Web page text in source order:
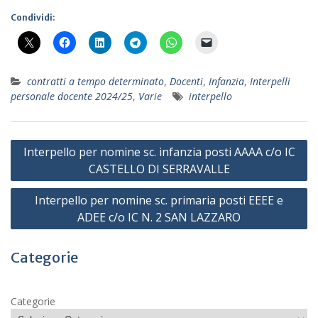
Condividi:
contratti a tempo determinato, Docenti, Infanzia, Interpelli
personale docente 2024/25, Varie interpello
Navigazione
articoli
Interpello per nomine sc. infanzia posti AAAA c/o IC
CASTELLO DI SERRAVALLE
Interpello per nomine sc. primaria posti EEEE e
ADEE c/o IC N. 2 SAN LAZZARO
Categorie
Categorie